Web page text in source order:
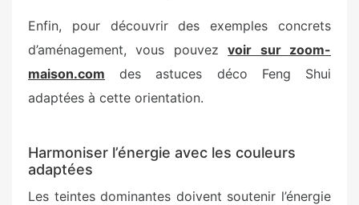
Enfin, pour découvrir des exemples concrets
d’aménagement, vous pouvezvoir sur zoom-
maison.com des astuces déco Feng Shui
adaptées à cette orientation.
Harmoniser l’énergie avec les couleurs
adaptées
Les teintes dominantes doivent soutenir l’énergie